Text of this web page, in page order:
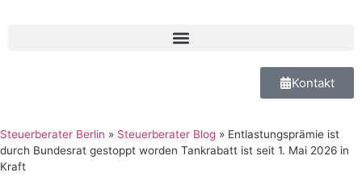
Kontakt
Steuerberater Berlin » Steuerberater Blog » Entlastungsprämie ist
durch Bundesrat gestoppt worden Tankrabatt ist seit 1. Mai 2026 in
Kraft